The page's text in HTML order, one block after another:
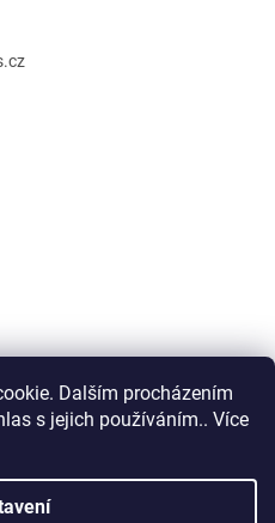
Dalším procházením
s jejich používáním.. Více
Shoptet